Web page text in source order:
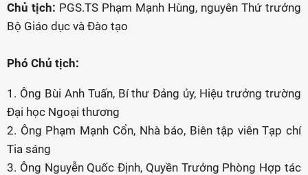
Chủ tịch: PGS.TS Phạm Mạnh Hùng, nguyên Thứ trưởng
Bộ Giáo dục và Đào tạo
Phó Chủ tịch:
1. Ông Bùi Anh Tuấn, Bí thư Đảng ủy, Hiệu trưởng trường
Đại học Ngoại thương
2. Ông Phạm Mạnh Cổn, Nhà báo, Biên tập viên Tạp chí
Tia sáng
3. Ông Nguyễn Quốc Định, Quyền Trưởng Phòng Hợp tác